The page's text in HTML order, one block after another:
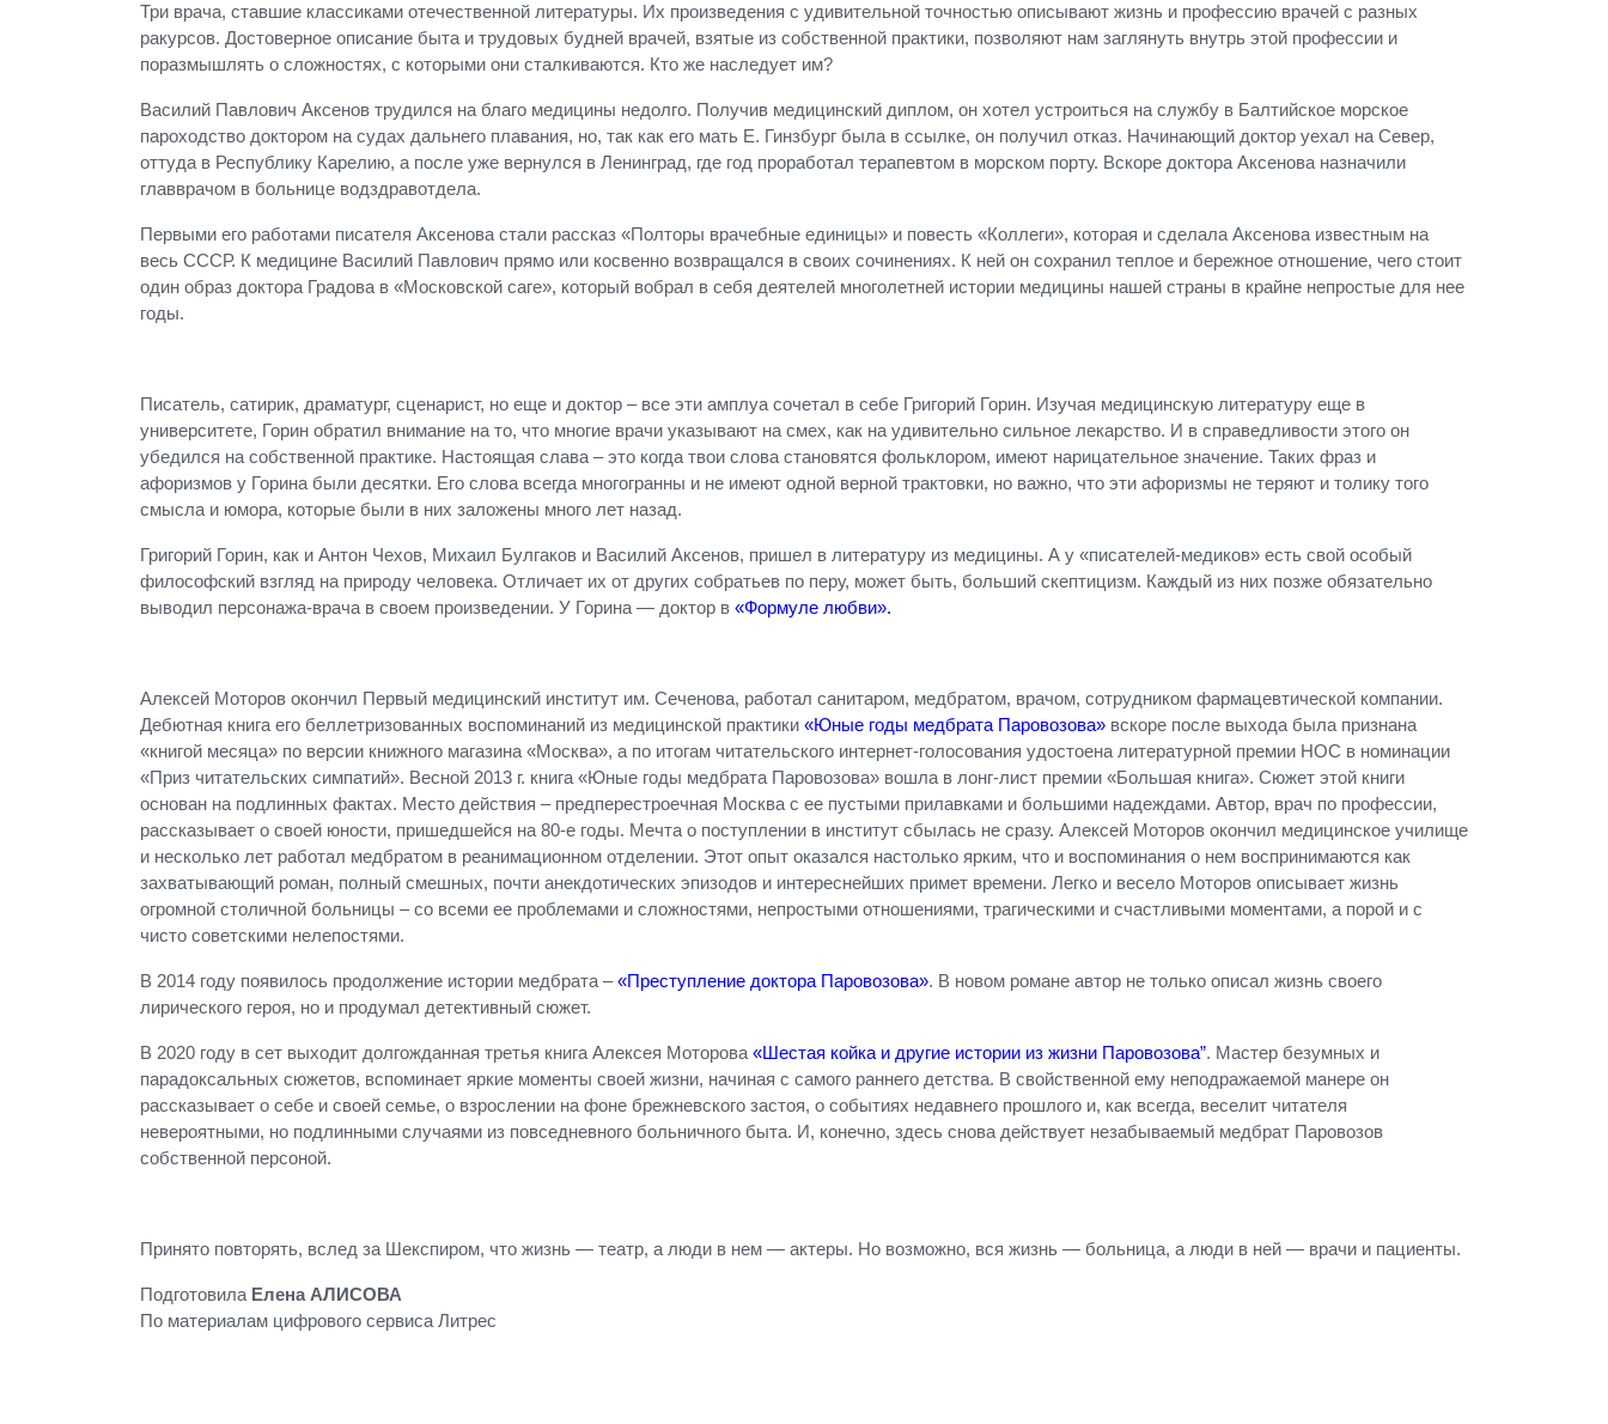
Три врача, ставшие классиками отечественной литературы. Их произведения с удивительной точностью описывают жизнь и профессию врачей с разных
ракурсов. Достоверное описание быта и трудовых будней врачей, взятые из собственной практики, позволяют нам заглянуть внутрь этой профессии и
поразмышлять о сложностях, с которыми они сталкиваются. Кто же наследует им?
Василий Павлович Аксенов трудился на благо медицины недолго. Получив медицинский диплом, он хотел устроиться на службу в Балтийское морское
пароходство доктором на судах дальнего плавания, но, так как его мать Е. Гинзбург была в ссылке, он получил отказ. Начинающий доктор уехал на Север,
оттуда в Республику Карелию, а после уже вернулся в Ленинград, где год проработал терапевтом в морском порту. Вскоре доктора Аксенова назначили
главврачом в больнице водздравотдела.
Первыми его работами писателя Аксенова стали рассказ «Полторы врачебные единицы» и повесть «Коллеги», которая и сделала Аксенова известным на
весь СССР. К медицине Василий Павлович прямо или косвенно возвращался в своих сочинениях. К ней он сохранил теплое и бережное отношение, чего стоит
один образ доктора Градова в «Московской саге», который вобрал в себя деятелей многолетней истории медицины нашей страны в крайне непростые для нее
годы.
Писатель, сатирик, драматург, сценарист, но еще и доктор – все эти амплуа сочетал в себе Григорий Горин. Изучая медицинскую литературу еще в
университете, Горин обратил внимание на то, что многие врачи указывают на смех, как на удивительно сильное лекарство. И в справедливости этого он
убедился на собственной практике. Настоящая слава – это когда твои слова становятся фольклором, имеют нарицательное значение. Таких фраз и
афоризмов у Горина были десятки. Его слова всегда многогранны и не имеют одной верной трактовки, но важно, что эти афоризмы не теряют и толику того
смысла и юмора, которые были в них заложены много лет назад.
Григорий Горин, как и Антон Чехов, Михаил Булгаков и Василий Аксенов, пришел в литературу из медицины. А у «писателей-медиков» есть свой особый
философский взгляд на природу человека. Отличает их от других собратьев по перу, может быть, больший скептицизм. Каждый из них позже обязательно
выводил персонажа-врача в своем произведении. У Горина — доктор в «Формуле любви».
Алексей Моторов окончил Первый медицинский институт им. Сеченова, работал санитаром, медбратом, врачом, сотрудником фармацевтической компании.
Дебютная книга его беллетризованных воспоминаний из медицинской практики «Юные годы медбрата Паровозова» вскоре после выхода была признана
«книгой месяца» по версии книжного магазина «Москва», а по итогам читательского интернет-голосования удостоена литературной премии НОС в номинации
«Приз читательских симпатий». Весной 2013 г. книга «Юные годы медбрата Паровозова» вошла в лонг-лист премии «Большая книга». Сюжет этой книги
основан на подлинных фактах. Место действия – предперестроечная Москва с ее пустыми прилавками и большими надеждами. Автор, врач по профессии,
рассказывает о своей юности, пришедшейся на 80-е годы. Мечта о поступлении в институт сбылась не сразу. Алексей Моторов окончил медицинское училище
и несколько лет работал медбратом в реанимационном отделении. Этот опыт оказался настолько ярким, что и воспоминания о нем воспринимаются как
захватывающий роман, полный смешных, почти анекдотических эпизодов и интереснейших примет времени. Легко и весело Моторов описывает жизнь
огромной столичной больницы – со всеми ее проблемами и сложностями, непростыми отношениями, трагическими и счастливыми моментами, а порой и с
чисто советскими нелепостями.
В 2014 году появилось продолжение истории медбрата –«Преступление доктора Паровозова». В новом романе автор не только описал жизнь своего
лирического героя, но и продумал детективный сюжет.
В 2020 году в сет выходит долгожданная третья книга Алексея Моторова «Шестая койка и другие истории из жизни Паровозова”. Мастер безумных и
парадоксальных сюжетов, вспоминает яркие моменты своей жизни, начиная с самого раннего детства. В свойственной ему неподражаемой манере он
рассказывает о себе и своей семье, о взрослении на фоне брежневского застоя, о событиях недавнего прошлого и, как всегда, веселит читателя
невероятными, но подлинными случаями из повседневного больничного быта. И, конечно, здесь снова действует незабываемый медбрат Паровозов
собственной персоной.
Принято повторять, вслед за Шекспиром, что жизнь — театр, а люди в нем — актеры. Но возможно, вся жизнь — больница, а люди в ней — врачи и пациенты.
Подготовила Елена АЛИСОВА
По материалам цифрового сервиса Литрес